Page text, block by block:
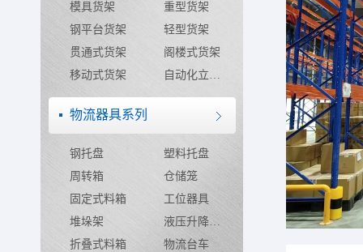
模具货架
重型货架
钢平台货架
轻型货架
贯通式货架
阁楼式货架
移动式货架
自动化立体仓库
物流器具系列
钢托盘
塑料托盘
周转箱
仓储笼
固定式料箱
工位器具
堆垛架
液压升降平台
折叠式料箱
物流台车